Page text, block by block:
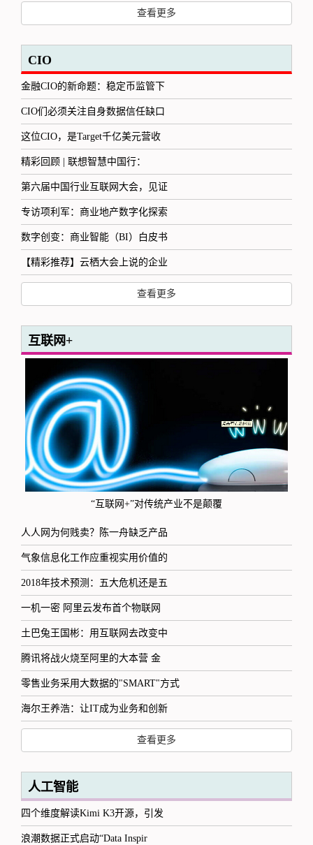
查看更多
CIO
金融CIO的新命题：稳定币监管下
CIO们必须关注自身数据信任缺口
这位CIO，是Target千亿美元营收
精彩回顾 | 联想智慧中国行：
第六届中国行业互联网大会，见证
专访项利军：商业地产数字化探索
数字创变：商业智能（BI）白皮书
【精彩推荐】云栖大会上说的企业
查看更多
互联网+
“互联网+”对传统产业不是颠覆
人人网为何贱卖？陈一舟缺乏产品
气象信息化工作应重视实用价值的
2018年技术预测：五大危机还是五
一机一密 阿里云发布首个物联网
土巴兔王国彬：用互联网去改变中
腾讯将战火烧至阿里的大本营 金
零售业务采用大数据的"SMART"方式
海尔王养浩：让IT成为业务和创新
查看更多
人工智能
四个维度解读Kimi K3开源，引发
浪潮数据正式启动“Data Inspir